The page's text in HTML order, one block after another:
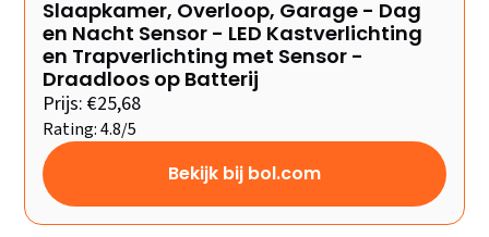
Slaapkamer, Overloop, Garage - Dag
en Nacht Sensor - LED Kastverlichting
en Trapverlichting met Sensor -
Draadloos op Batterij
Prijs: €25,68
Rating: 4.8/5
Bekijk bij bol.com